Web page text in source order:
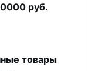
руб.
товары